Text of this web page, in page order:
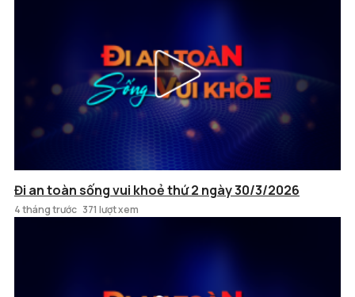
Đi an toàn sống vui khoẻ thứ 2 ngày 30/3/2026
4 tháng trước 371 lượt xem